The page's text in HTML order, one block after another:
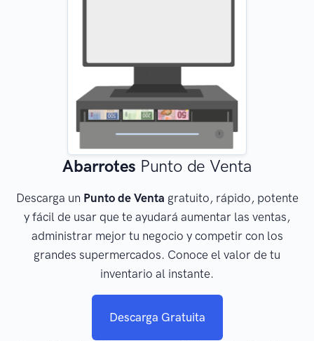
Abarrotes Punto de Venta
Descarga un Punto de Venta gratuito, rápido, potente
y fácil de usar que te ayudará aumentar las ventas,
administrar mejor tu negocio y competir con los
grandes supermercados. Conoce el valor de tu
inventario al instante.
Descarga Gratuita